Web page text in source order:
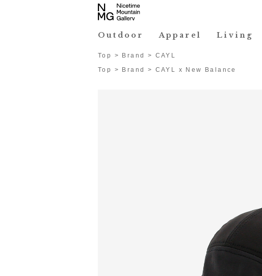
Outdoor Apparel Living
Top > Brand > CAYL
Top
> Brand > CAYL x New Balance